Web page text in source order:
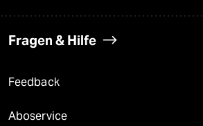
Fragen & Hilfe
Feedback
Aboservice